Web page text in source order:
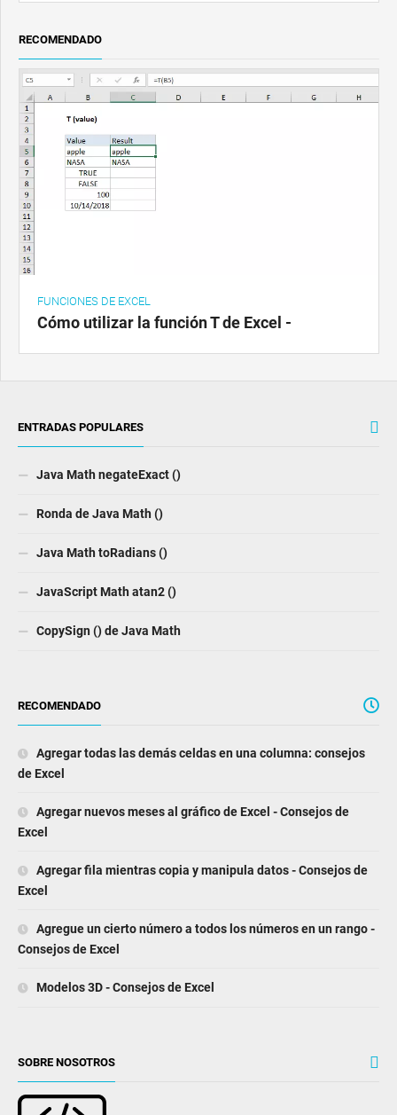
RECOMENDADO
FUNCIONES DE EXCEL
Cómo utilizar la función T de Excel -
ENTRADAS POPULARES
Java Math negateExact ()
Ronda de Java Math ()
Java Math toRadians ()
JavaScript Math atan2 ()
CopySign () de Java Math
RECOMENDADO
Agregar todas las demás celdas en una columna: consejos
de Excel
Agregar nuevos meses al gráfico de Excel - Consejos de
Excel
Agregar fila mientras copia y manipula datos - Consejos de
Excel
Agregue un cierto número a todos los números en un rango -
Consejos de Excel
Modelos 3D - Consejos de Excel
SOBRE NOSOTROS